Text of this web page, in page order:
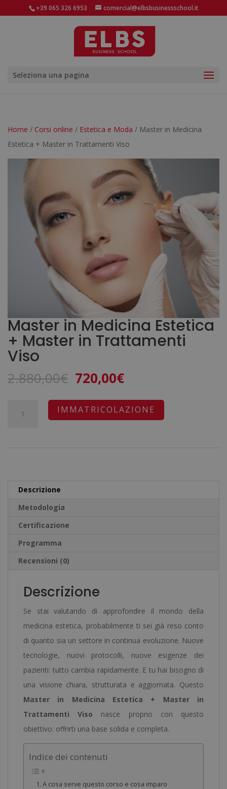
+39 065 326 6953 comercial@elbsbusinessschool.it
Seleziona una pagina
Home / Corsi online / Estetica e Moda / Master in Medicina
Estetica + Master in Trattamenti Viso
Master in Medicina Estetica
+ Master in Trattamenti
Viso
2.880,00€ Il
originale
era:
720,00€Il
attuale
è:
Trattamenti
Viso
quantità
IMMATRICOLAZIONE
Descrizione
Metodologia
Certificazione
Programma
Recensioni (0)
Descrizione
Se stai valutando di approfondire il mondo della
medicina estetica, probabilmente ti sei già reso conto
di quanto sia un settore in continua evoluzione. Nuove
tecnologie, nuovi protocolli, nuove esigenze dei
pazienti: tutto cambia rapidamente. E tu hai bisogno di
una visione chiara, strutturata e aggiornata. Questo
Master in Medicina Estetica + Master in
Trattamenti Viso nasce proprio con questo
obiettivo: offrirti una base solida e completa.
Indice dei contenuti
A cosa serve questo corso e cosa imparo